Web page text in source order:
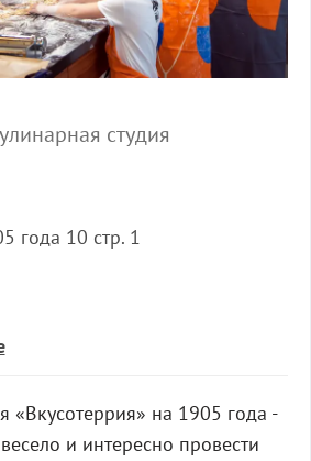
студия
года 10 стр. 1
«Вкусотеррия» на 1905 года -
и интересно провести